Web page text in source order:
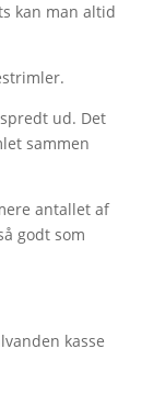
kan man altid
ud. Det
sammen
antallet af
godt som
kasse